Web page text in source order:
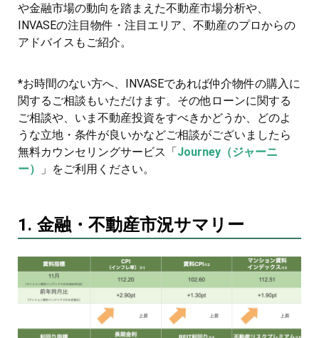
や金融市場の動向を踏まえた不動産市場分析や、
INVASEの注目物件・注目エリア、不動産のプロからの
アドバイスもご紹介。
*お時間のない方へ、INVASEであれば仲介物件の購入に
関するご相談もいただけます。その他ローンに関する
ご相談や、いま不動産投資をすべきかどうか、どのよ
うな立地・条件が良いかなどご相談がございましたら
無料カウンセリングサービス「Journey（ジャーニ
ー）
」をご利用ください。
1. 金融・不動産市況サマリー